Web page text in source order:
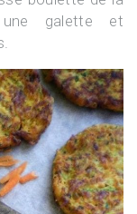
une galette et